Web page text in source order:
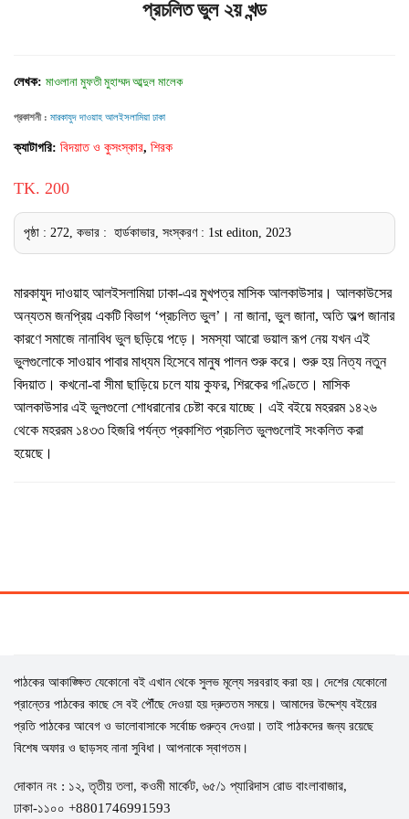
প্রচলিত ভুল ২য় খন্ড
লেখক: মাওলানা মুফতী মুহাম্মদ আব্দুল মালেক
প্রকাশনী : মারকাযুদ দাওয়াহ আলইসলামিয়া ঢাকা
ক্যাটাগরি: বিদয়াত ও কুসংস্কার, শিরক
TK. 200
পৃষ্ঠা : 272, কভার : হার্ডকাভার, সংস্করণ : 1st editon, 2023
মারকাযুদ দাওয়াহ আলইসলামিয়া ঢাকা-এর মুখপত্র মাসিক আলকাউসার। আলকাউসের
অন্যতম জনপ্রিয় একটি বিভাগ ‘প্রচলিত ভুল’। না জানা, ভুল জানা, অতি অল্প জানার
কারণে সমাজে নানাবিধ ভুল ছড়িয়ে পড়ে। সমস্যা আরো ভয়াল রূপ নেয় যখন এই
ভুলগুলোকে সাওয়াব পাবার মাধ্যম হিসেবে মানুষ পালন শুরু করে। শুরু হয় নিত্য নতুন
বিদয়াত। কখনো-বা সীমা ছাড়িয়ে চলে যায় কুফর, শিরকের গণ্ডিতে। মাসিক
আলকাউসার এই ভুলগুলো শোধরানোর চেষ্টা করে যাচ্ছে। এই বইয়ে মহররম ১৪২৬
থেকে মহররম ১৪৩৩ হিজরি পর্যন্ত প্রকাশিত প্রচলিত ভুলগুলোই সংকলিত করা
হয়েছে।
পাঠকের আকাঙ্ক্ষিত যেকোনো বই এখান থেকে সুলভ মূল্যে সরবরাহ করা হয়। দেশের যেকোনো
প্রান্তের পাঠকের কাছে সে বই পৌঁছে দেওয়া হয় দ্রুততম সময়ে। আমাদের উদ্দেশ্য বইয়ের
প্রতি পাঠকের আবেগ ও ভালোবাসাকে সর্বোচ্চ গুরুত্ব দেওয়া। তাই পাঠকদের জন্য রয়েছে
বিশেষ অফার ও ছাড়সহ নানা সুবিধা। আপনাকে স্বাগতম।
দোকান নং : ১২, তৃতীয় তলা, কওমী মার্কেট, ৬৫/১ প্যারিদাস রোড বাংলাবাজার,
ঢাকা-১১০০ +8801746991593